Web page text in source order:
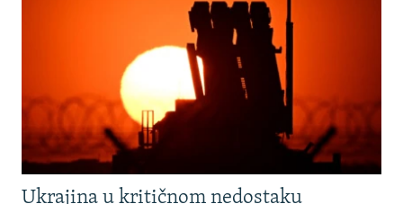
Ukrajina u kritičnom nedostaku